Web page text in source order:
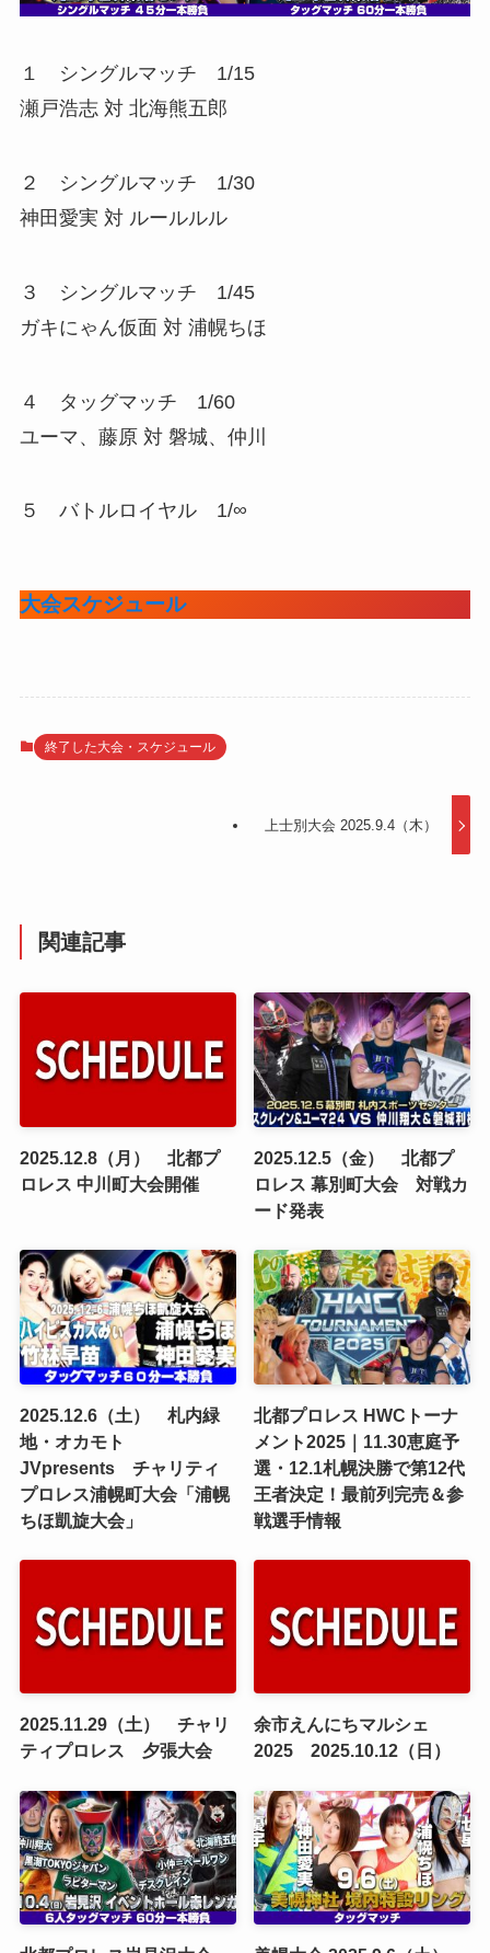
１ シングルマッチ 1/15
瀬戸浩志 対 北海熊五郎
２ シングルマッチ 1/30
神田愛実 対 ルールルル
３ シングルマッチ 1/45
ガキにゃん仮面 対 浦幌ちほ
４ タッグマッチ 1/60
ユーマ、藤原 対 磐城、仲川
５ バトルロイヤル 1/∞
大会スケジュール
終了した大会・スケジュール
上士別大会 2025.9.4（木）
関連記事
2025.12.8（月） 北都プ
ロレス 中川町大会開催
2025.12.5（金） 北都プ
ロレス 幕別町大会 対戦カ
ード発表
2025.12.6（土） 札内緑
地・オカモト
JVpresents チャリティ
プロレス浦幌町大会「浦幌
ちほ凱旋大会」
北都プロレス HWCトーナ
メント2025｜11.30恵庭予
選・12.1札幌決勝で第12代
王者決定！最前列完売＆参
戦選手情報
2025.11.29（土） チャリ
ティプロレス 夕張大会
余市えんにちマルシェ
2025 2025.10.12（日）